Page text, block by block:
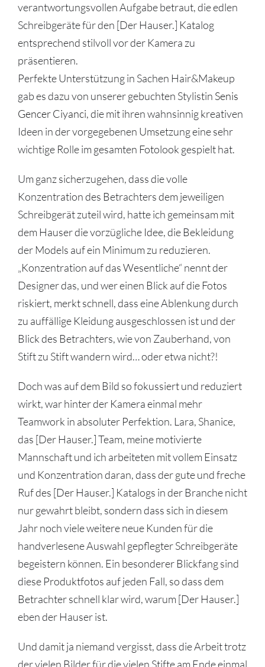
verantwortungsvollen Aufgabe betraut, die edlen
Schreibgeräte für den [Der Hauser.] Katalog
entsprechend stilvoll vor der Kamera zu
präsentieren.
Perfekte Unterstützung in Sachen Hair&Makeup
gab es dazu von unserer gebuchten Stylistin Senis
Gencer Ciyanci, die mit ihren wahnsinnig kreativen
Ideen in der vorgegebenen Umsetzung eine sehr
wichtige Rolle im gesamten Fotolook gespielt hat.
Um ganz sicherzugehen, dass die volle
Konzentration des Betrachters dem jeweiligen
Schreibgerät zuteil wird, hatte ich gemeinsam mit
dem Hauser die vorzügliche Idee, die Bekleidung
der Models auf ein Minimum zu reduzieren.
„Konzentration auf das Wesentliche“ nennt der
Designer das, und wer einen Blick auf die Fotos
riskiert, merkt schnell, dass eine Ablenkung durch
zu auffällige Kleidung ausgeschlossen ist und der
Blick des Betrachters, wie von Zauberhand, von
Stift zu Stift wandern wird… oder etwa nicht?!
Doch was auf dem Bild so fokussiert und reduziert
wirkt, war hinter der Kamera einmal mehr
Teamwork in absoluter Perfektion. Lara, Shanice,
das [Der Hauser.] Team, meine motivierte
Mannschaft und ich arbeiteten mit vollem Einsatz
und Konzentration daran, dass der gute und freche
Ruf des [Der Hauser.] Katalogs in der Branche nicht
nur gewahrt bleibt, sondern dass sich in diesem
Jahr noch viele weitere neue Kunden für die
handverlesene Auswahl gepflegter Schreibgeräte
begeistern können. Ein besonderer Blickfang sind
diese Produktfotos auf jeden Fall, so dass dem
Betrachter schnell klar wird, warum [Der Hauser.]
eben der Hauser ist.
Und damit ja niemand vergisst, dass die Arbeit trotz
der vielen Bilder für die vielen Stifte am Ende einmal